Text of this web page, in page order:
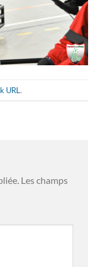
URL.
Les champs